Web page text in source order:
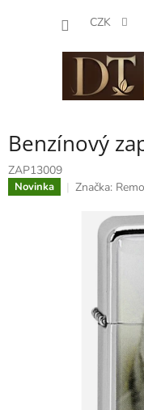
CZK
Benzínový
ZAP13009
Novinka Značka: Remo